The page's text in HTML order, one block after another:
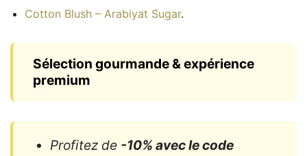
Cotton Blush – Arabiyat Sugar.
Sélection gourmande & expérience
premium
Profitez de -10% avec le code